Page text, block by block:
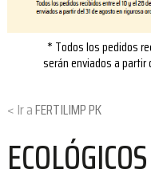
* Todos los pedidos
serán enviados a partir
FERTILIMP PK
ECOLÓGICOS